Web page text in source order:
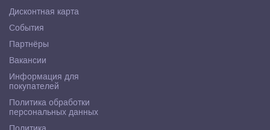
Дисконтная карта
События
Партнёры
Вакансии
Информация для
покупателей
Политика обработки
персональных данных